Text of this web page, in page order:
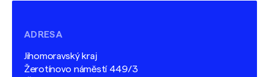
ADRESA
Jihomoravský kraj
Žerotínovo náměstí 449/3